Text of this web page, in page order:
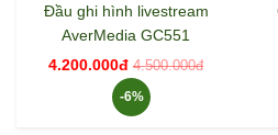
Đầu ghi hình livestream
AverMedia GC551
4.200.000đ 4.500.000đ
-6%